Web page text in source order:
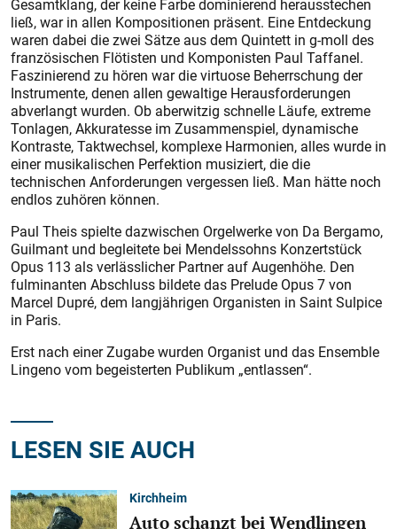
Gesamtklang, der keine Farbe dominierend herausstechen
ließ, war in allen Kompositionen präsent. Eine Entdeckung
waren dabei die zwei Sätze aus dem Quintett in g-moll des
französischen Flötisten und Komponisten Paul Taffanel.
Faszinierend zu hören war die virtuose Beherrschung der
Instrumente, denen allen gewaltige Herausforderungen
abverlangt wurden. Ob aberwitzig schnelle Läufe, extreme
Tonlagen, Akkuratesse im Zusammenspiel, dynamische
Kontraste, Taktwechsel, komplexe Harmonien, alles wurde in
einer musikalischen Perfektion musiziert, die die
technischen Anforderungen vergessen ließ. Man hätte noch
endlos zuhören können.
Paul Theis spielte dazwischen Orgelwerke von Da Bergamo,
Guilmant und begleitete bei Mendelssohns Konzertstück
Opus 113 als verlässlicher Partner auf Augenhöhe. Den
fulminanten Abschluss bildete das Prelude Opus 7 von
Marcel Dupré, dem langjährigen Organisten in Saint Sulpice
in Paris.
Erst nach einer Zugabe wurden Organist und das Ensemble
Lingeno vom begeisterten Publikum „entlassen“.
LESEN SIE AUCH
Kirchheim
Auto schanzt bei Wendlingen